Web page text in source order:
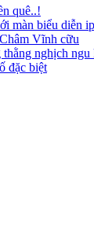
quê..!
màn biểu diễn
Vĩnh cữu
nghịch
đặc biệt